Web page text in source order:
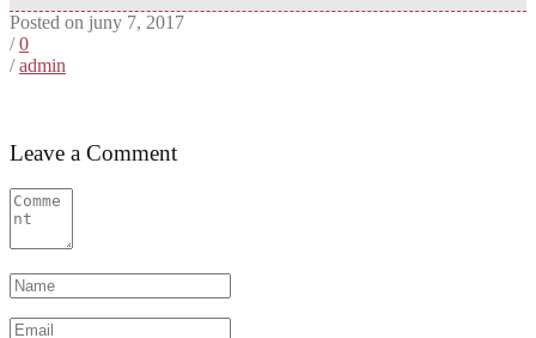
Posted on juny 7, 2017
/0
/admin
Leave a Comment